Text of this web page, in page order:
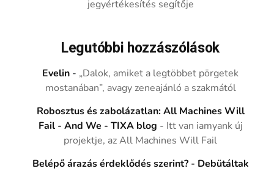
jegyértékesítés segítője
Legutóbbi hozzászólások
Evelin - „Dalok, amiket a legtöbbet pörgetek
mostanában”, avagy zeneajánló a szakmától
Robosztus és zabolázatlan: All Machines Will
Fail - And We - TIXA blog - Itt van iamyank új
projektje, az All Machines Will Fail
Belépő árazás érdeklődés szerint? - Debütáltak